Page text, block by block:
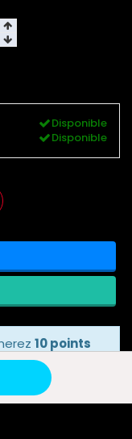
Disponible
Disponible
10 points
fidélité.